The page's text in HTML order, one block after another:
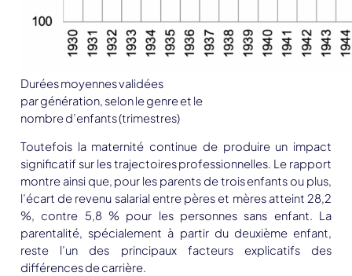
Durées moyennes validées
par génération, selon le genre et le
nombre d’enfants (trimestres)
Toutefois la maternité continue de produire un impact
significatif sur les trajectoires professionnelles. Le rapport
montre ainsi que, pour les parents de trois enfants ou plus,
l’écart de revenu salarial entre pères et mères atteint28,2
%, contre 5,8 %pour les personnes sans enfant. La
parentalité, spécialement à partir du deuxième enfant,
reste l’un des principaux facteurs explicatifs des
différences de carrière.